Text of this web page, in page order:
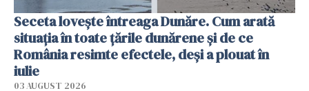
Seceta lovește întreaga Dunăre. Cum arată
situația în toate țările dunărene și de ce
România resimte efectele, deși a plouat în
iulie
03 AUGUST 2026